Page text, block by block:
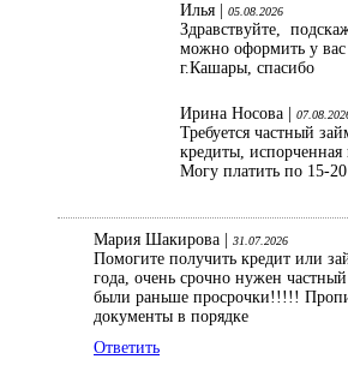
Илья |
05.08.2026
Здравствуйте,
можно оформить у вас
г.Кашары, спасибо
Ирина Носова |
Требуется частный
кредиты, испорченная
Могу платить по 15-
Мария Шакирова | 31.07.2026
Помогите получить кредит или
года, очень срочно нужен
были раньше просрочки!!!!!
документы в порядке
Ответить